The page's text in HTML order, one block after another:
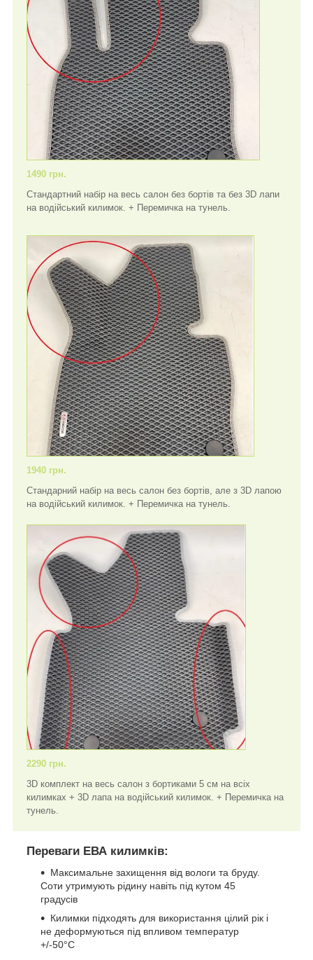
1490 грн.
Стандартний набір на весь салон без бортів та без 3D лапи
на водійський килимок. + Перемичка на тунель.
1940 грн.
Стандарний набір на весь салон без бортів, але з 3D лапою
на водійський килимок. + Перемичка на тунель.
2290 грн.
3D комплект на весь салон з бортиками 5 см на всіх
килимках + 3D лапа на водійський килимок. + Перемичка на
тунель.
Переваги ЕВА килимків:
Максимальне захищення від вологи та бруду.
Соти утримують рідину навіть під кутом 45
градусів
Килимки підходять для використання цілий рік і
не деформуються під впливом температур
+/-50°C